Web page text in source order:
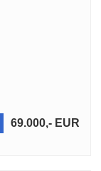
69.000,- EUR